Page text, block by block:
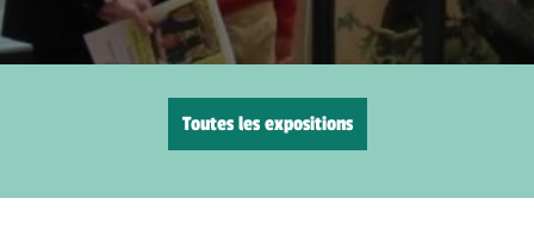
Toutes les expositions